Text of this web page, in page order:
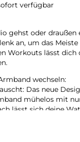
verfügbar
gehst oder
an, um das
Workouts lässt
wechseln:
Das neue
mühelos mit
lässt sich deine
Bands sind